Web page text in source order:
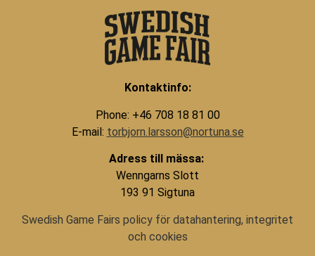
Kontaktinfo:
Phone: +46 708 18 81 00
E-mail: torbjorn.larsson@nortuna.se
Adress till mässa:
Wenngarns Slott
193 91 Sigtuna
Swedish Game Fairs policy för datahantering, integritet
och cookies